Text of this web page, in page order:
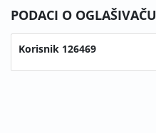
PODACI O OGLAŠIVAČU
Korisnik 126469